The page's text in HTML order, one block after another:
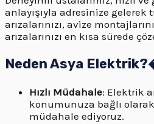
anlayışıyla adresinize gelerek
arızalarınızı, avize
arızalarınızı en kısa sürede
Neden Asya
Hızlı Müdahale: Elektrik
konumunuza bağlı
müdahale ediyoruz.